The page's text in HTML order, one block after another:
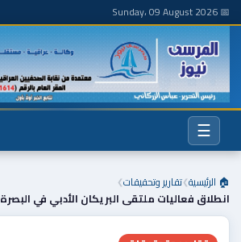
📅 Sunday، 09 August 2026
☰
🏠 الرئيسية❯تقارير وتحقيقات❯
انطلاق فعاليات ملتقى البريكان الأدبي في البصرة